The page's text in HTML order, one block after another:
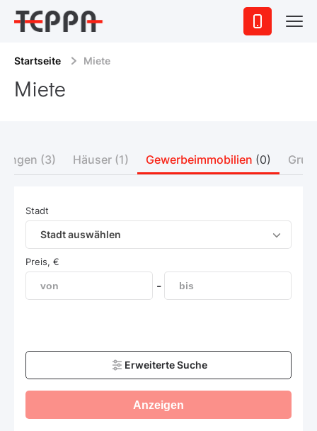
Startseite Miete
Miete
(3) Häuser (1) Gewerbeimmobilien (0)
Stadt
Stadt auswählen
Preis, €
-
Erweiterte Suche
Anzeigen